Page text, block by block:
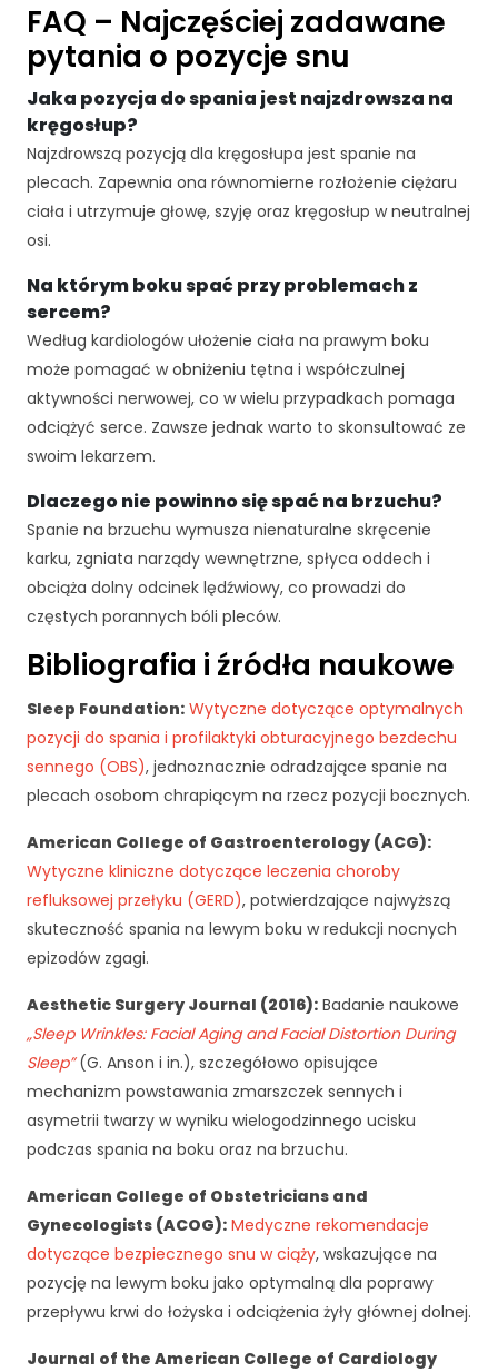
FAQ – Najczęściej zadawane
pytania o pozycje snu
Jaka pozycja do spania jest najzdrowsza na
kręgosłup?
Najzdrowszą pozycją dla kręgosłupa jest spanie na
plecach. Zapewnia ona równomierne rozłożenie ciężaru
ciała i utrzymuje głowę, szyję oraz kręgosłup w neutralnej
osi.
Na którym boku spać przy problemach z
sercem?
Według kardiologów ułożenie ciała na prawym boku
może pomagać w obniżeniu tętna i współczulnej
aktywności nerwowej, co w wielu przypadkach pomaga
odciążyć serce. Zawsze jednak warto to skonsultować ze
swoim lekarzem.
Dlaczego nie powinno się spać na brzuchu?
Spanie na brzuchu wymusza nienaturalne skręcenie
karku, zgniata narządy wewnętrzne, spłyca oddech i
obciąża dolny odcinek lędźwiowy, co prowadzi do
częstych porannych bóli pleców.
Bibliografia i źródła naukowe
Sleep Foundation: Wytyczne dotyczące optymalnych
pozycji do spania i profilaktyki obturacyjnego bezdechu
sennego (OBS), jednoznacznie odradzające spanie na
plecach osobom chrapiącym na rzecz pozycji bocznych.
American College of Gastroenterology (ACG):
Wytyczne kliniczne dotyczące leczenia choroby
refluksowej przełyku (GERD), potwierdzające najwyższą
skuteczność spania na lewym boku w redukcji nocnych
epizodów zgagi.
Aesthetic Surgery Journal (2016): Badanie naukowe
„Sleep Wrinkles: Facial Aging and Facial Distortion During
Sleep”(G. Anson i in.), szczegółowo opisujące
mechanizm powstawania zmarszczek sennych i
asymetrii twarzy w wyniku wielogodzinnego ucisku
podczas spania na boku oraz na brzuchu.
American College of Obstetricians and
Gynecologists (ACOG): Medyczne rekomendacje
dotyczące bezpiecznego snu w ciąży, wskazujące na
pozycję na lewym boku jako optymalną dla poprawy
przepływu krwi do łożyska i odciążenia żyły głównej dolnej.
Journal of the American College of Cardiology